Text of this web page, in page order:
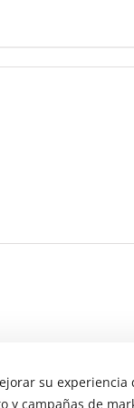
su experiencia
y campañas de